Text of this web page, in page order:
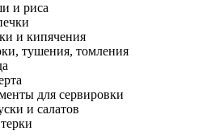
и риса
и кипячения
тушения, томления
для сервировки
и салатов